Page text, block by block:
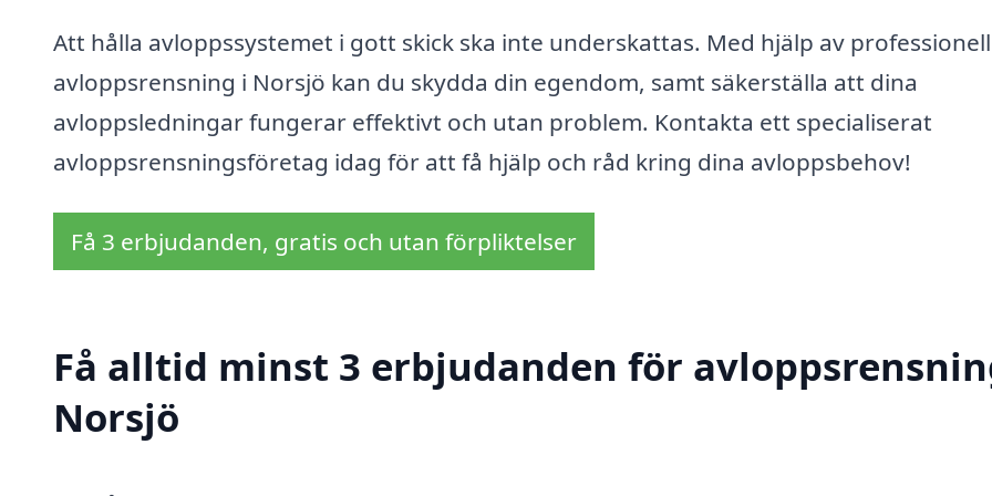
Att hålla avloppssystemet i gott skick ska inte underskattas. Med hjälp av professionell
avloppsrensning i Norsjö kan du skydda din egendom, samt säkerställa att dina
avloppsledningar fungerar effektivt och utan problem. Kontakta ett specialiserat
avloppsrensningsföretag idag för att få hjälp och råd kring dina avloppsbehov!
Få 3 erbjudanden, gratis och utan förpliktelser
Få alltid minst 3 erbjudanden för
Norsjö